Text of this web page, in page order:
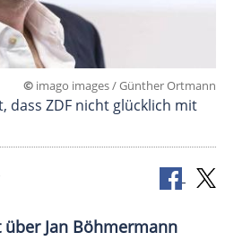
© imago images / Günther Ortmann
dass ZDF nicht glücklich mit
Jan Böhmermann